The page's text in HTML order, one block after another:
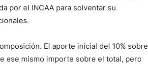
por el INCAA para solventar su
El aporte inicial del 10% sobre
ese mismo importe sobre el total, pero